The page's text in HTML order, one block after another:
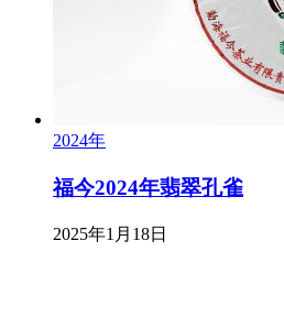
2024年
福今2024年翡翠孔雀
2025年1月18日